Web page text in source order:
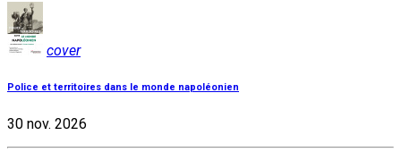
cover
Police et territoires dans le monde napoléonien
30 nov. 2026